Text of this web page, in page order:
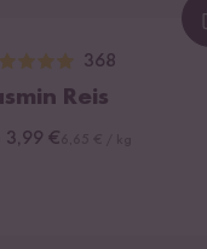
368
Reis
3,99 €